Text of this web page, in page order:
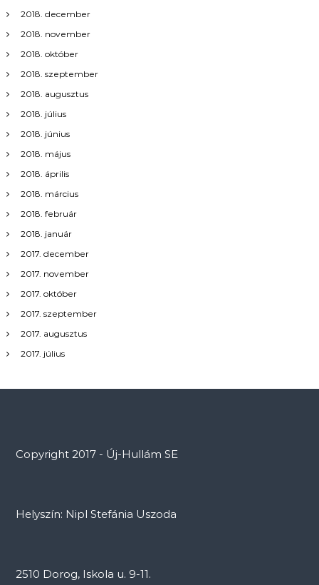
2018. december
2018. november
2018. október
2018. szeptember
2018. augusztus
2018. július
2018. június
2018. május
2018. április
2018. március
2018. február
2018. január
2017. december
2017. november
2017. október
2017. szeptember
2017. augusztus
2017. július
Copyright 2017 - Új-Hullám SE
Helyszín: Nipl Stefánia Uszoda
2510 Dorog, Iskola u. 9-11.